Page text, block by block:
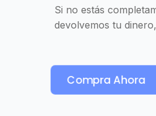
Si no estás
devolvemos tu
Compra Ahora